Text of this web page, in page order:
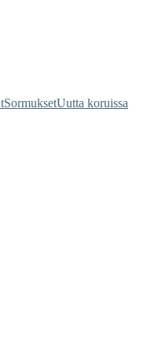
SormuksetUutta koruissa